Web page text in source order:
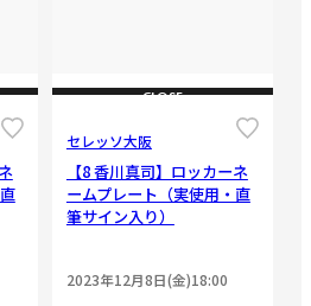
CLOSE
セレッソ大阪
【8 香川真司】ロッカーネ
ームプレート（実使用・直
筆サイン入り）
2023年12月8日(金)18:00